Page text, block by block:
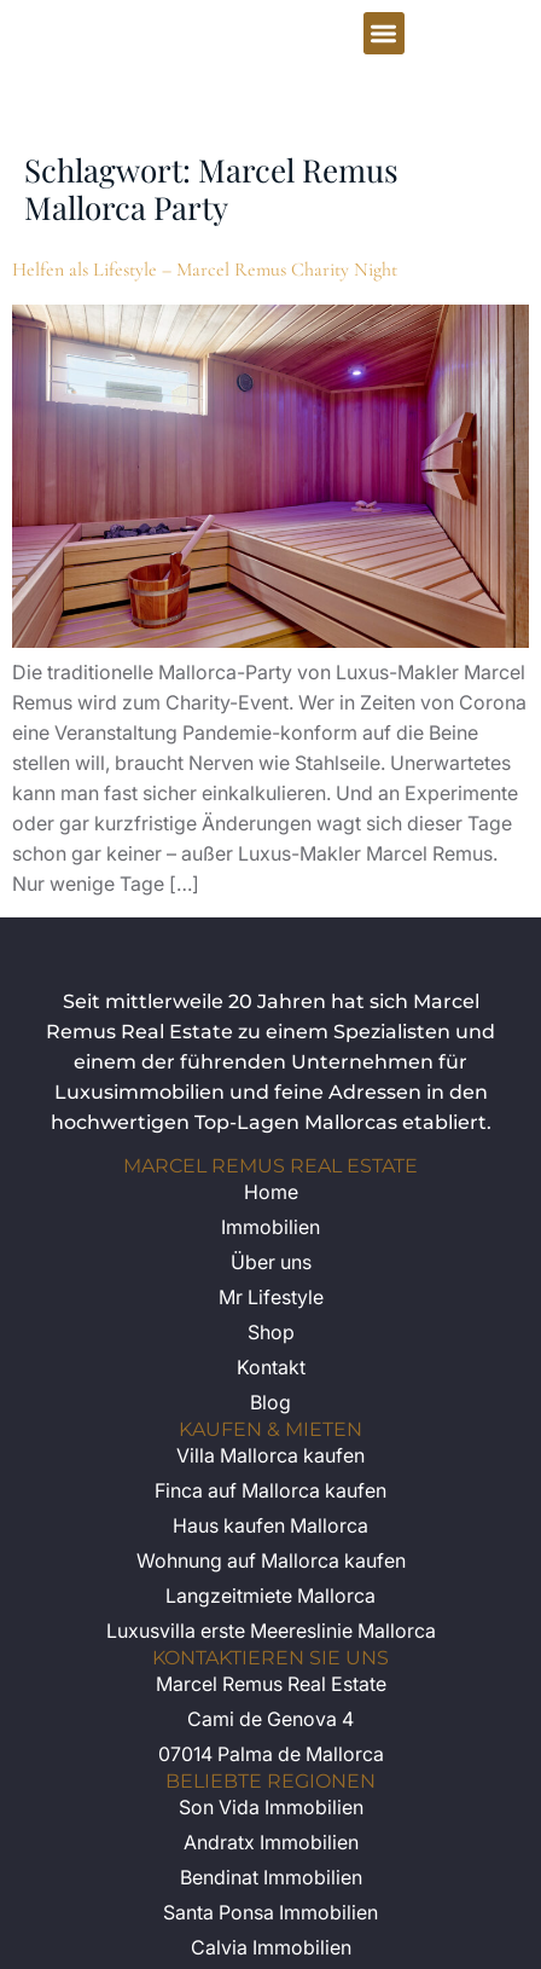
Schlagwort: Marcel Remus
Mallorca Party
Helfen als Lifestyle – Marcel Remus Charity Night
Die traditionelle Mallorca-Party von Luxus-Makler Marcel
Remus wird zum Charity-Event. Wer in Zeiten von Corona
eine Veranstaltung Pandemie-konform auf die Beine
stellen will, braucht Nerven wie Stahlseile. Unerwartetes
kann man fast sicher einkalkulieren. Und an Experimente
oder gar kurzfristige Änderungen wagt sich dieser Tage
schon gar keiner – außer Luxus-Makler Marcel Remus.
Nur wenige Tage […]
Seit mittlerweile 20 Jahren hat sich Marcel
Remus Real Estate zu einem Spezialisten und
einem der führenden Unternehmen für
Luxusimmobilien und feine Adressen in den
hochwertigen Top-Lagen Mallorcas etabliert.
MARCEL REMUS REAL ESTATE
Home
Immobilien
Über uns
Mr Lifestyle
Shop
Kontakt
Blog
KAUFEN & MIETEN
Villa Mallorca kaufen
Finca auf Mallorca kaufen
Haus kaufen Mallorca
Wohnung auf Mallorca kaufen
Langzeitmiete Mallorca
Luxusvilla erste Meereslinie Mallorca
KONTAKTIEREN SIE UNS
Marcel Remus Real Estate
Cami de Genova 4
07014 Palma de Mallorca
BELIEBTE REGIONEN
Son Vida Immobilien
Andratx Immobilien
Bendinat Immobilien
Santa Ponsa Immobilien
Calvia Immobilien